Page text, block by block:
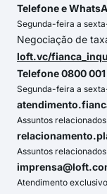
Telefone e
Segunda-feira a
Negociação de
loft.vc/
Telefone 0800
Segunda-feira a
Assuntos
Assuntos
Atendimento